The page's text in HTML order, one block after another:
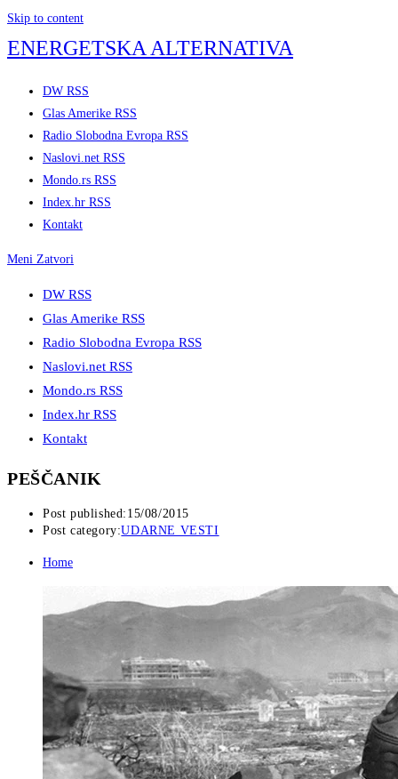
Skip to content
ENERGETSKA ALTERNATIVA
DW RSS
Glas Amerike RSS
Radio Slobodna Evropa RSS
Naslovi.net RSS
Mondo.rs RSS
Index.hr RSS
Kontakt
Meni Zatvori
DW RSS
Glas Amerike RSS
Radio Slobodna Evropa RSS
Naslovi.net RSS
Mondo.rs RSS
Index.hr RSS
Kontakt
PEŠČANIK
Post published: 15/08/2015
Post category:UDARNE VESTI
Home